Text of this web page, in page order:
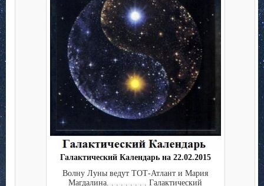
Галактический Календарь на 22.02.2015
Волну Луны ведут ТОТ-Атлант и Мария
Магдалина. . . . . . . . . Галактический